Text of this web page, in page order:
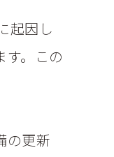
起因し
す。この
の更新